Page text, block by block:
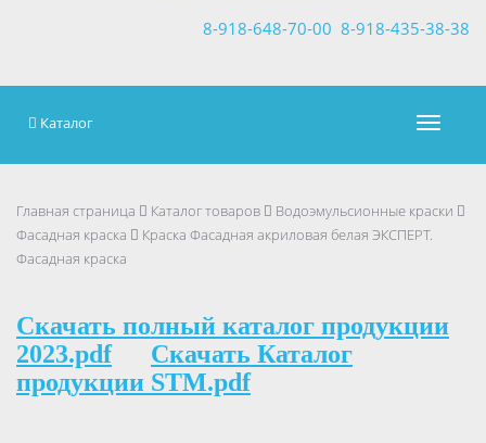
8-918-435-38-38
8-918-648-70-00
Каталог
Главная страница Каталог товаров
Водоэмульсионные краски
Фасадная краска
Краска Фасадная акриловая белая ЭКСПЕРТ.
Фасадная краска
Скачать полный каталог продукции
2023.pdf
Скачать Каталог
продукции STM.pdf